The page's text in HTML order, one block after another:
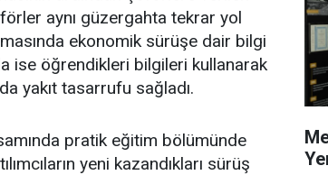
aynı güzergahta tekrar yol
ekonomik sürüşe dair bilgi
ise öğrendikleri bilgileri kullanarak
yakıt tasarrufu sağladı.
pratik eğitim bölümünde
yeni kazandıkları sürüş